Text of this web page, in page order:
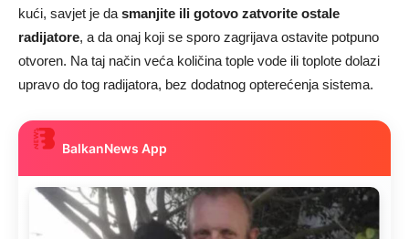
kući, savjet je da smanjite ili gotovo zatvorite ostale
radijatore, a da onaj koji se sporo zagrijava ostavite potpuno
otvoren. Na taj način veća količina tople vode ili toplote dolazi
upravo do tog radijatora, bez dodatnog opterećenja sistema.
BalkanNews App